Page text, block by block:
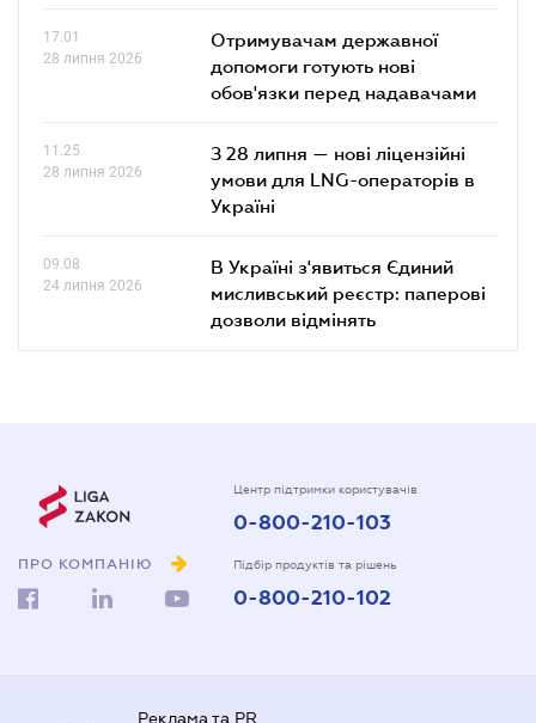
17.01
28 липня 2026
Отримувачам державної
допомоги готують нові
обов'язки перед надавачами
11.25
28 липня 2026
З 28 липня — нові ліцензійні
умови для LNG-операторів в
Україні
09.08
24 липня 2026
В Україні з'явиться Єдиний
мисливський реєстр: паперові
дозволи відмінять
ПРО КОМПАНІЮ
Центр підтримки користувачів
0-800-210-103
Підбір продуктів та рішень
0-800-210-102
Реклама та PR